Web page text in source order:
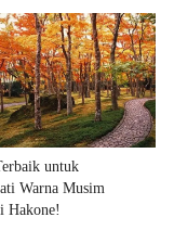
untuk
Warna Musim
Hakone!